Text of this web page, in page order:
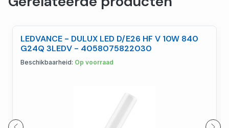
LEDVANCE - DULUX LED D/E26 HF V 10W 840
G24Q 3LEDV - 4058075822030
Beschikbaarheid: Op voorraad